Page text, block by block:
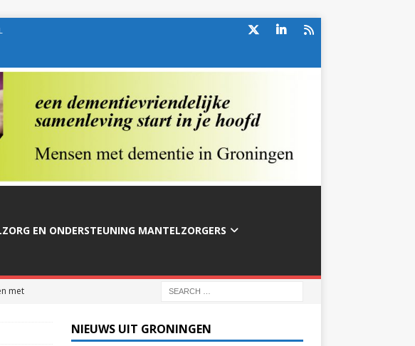
EN ONDERSTEUNING MANTELZORGERS
met
NIEUWS UIT GRONINGEN